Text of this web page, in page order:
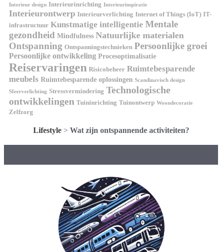
Interieur design Interieurinrichting Interieurinspiratie
Interieurontwerp Interieurverlichting Internet of Things (IoT) IT-
infrastructuur Kunstmatige intelligentie Mentale
gezondheid Mindfulness Natuurlijke materialen
Ontspanning Ontspanningstechnieken Persoonlijke groei
Persoonlijke ontwikkeling Procesoptimalisatie
Reiservaringen Risicobeheer Ruimtebesparende
meubels Ruimtebesparende oplossingen Scandinavisch design
Sfeerverlichting Stressvermindering Technologische
ontwikkelingen Tuininrichting Tuinontwerp Woondecoratie
Zelfzorg
Lifestyle> Wat zijn ontspannende activiteiten?